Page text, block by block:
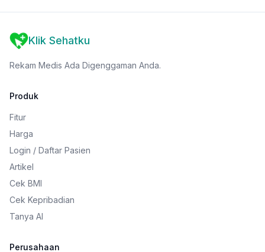
Klik Sehatku
Rekam Medis Ada Digenggaman Anda.
Produk
Fitur
Harga
Login / Daftar Pasien
Artikel
Cek BMI
Cek Kepribadian
Tanya AI
Perusahaan